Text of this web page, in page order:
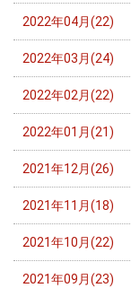
2022年04月(22)
2022年03月(24)
2022年02月(22)
2022年01月(21)
2021年12月(26)
2021年11月(18)
2021年10月(22)
2021年09月(23)